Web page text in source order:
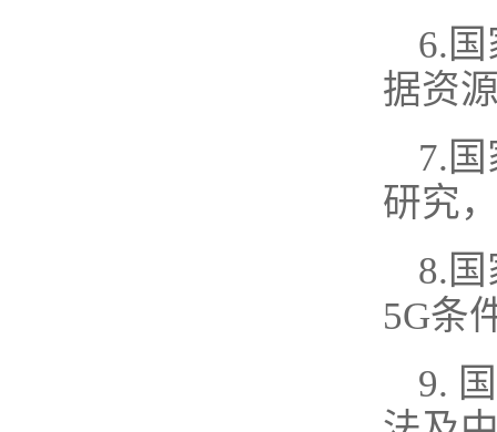
6.
据资
7.
研究
8.
5G条
9.